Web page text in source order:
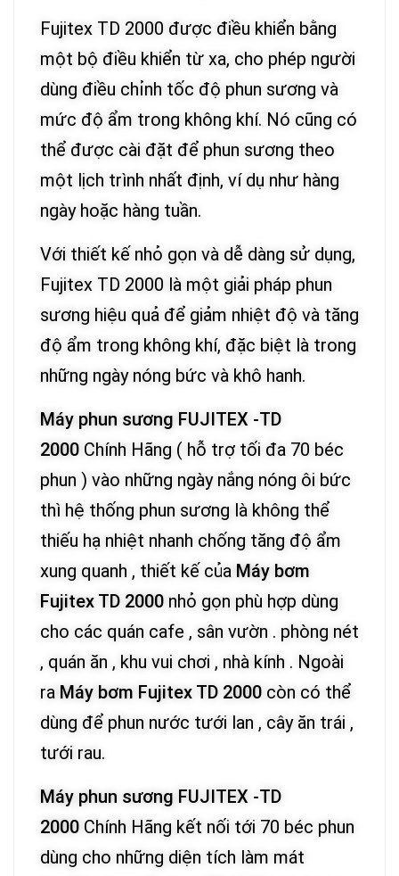
Fujitex TD 2000 được điều khiển bằng
một bộ điều khiển từ xa, cho phép người
dùng điều chỉnh tốc độ phun sương và
mức độ ẩm trong không khí. Nó cũng có
thể được cài đặt để phun sương theo
một lịch trình nhất định, ví dụ như hàng
ngày hoặc hàng tuần.
Với thiết kế nhỏ gọn và dễ dàng sử dụng,
Fujitex TD 2000 là một giải pháp phun
sương hiệu quả để giảm nhiệt độ và tăng
độ ẩm trong không khí, đặc biệt là trong
những ngày nóng bức và khô hanh.
Máy phun sương FUJITEX -TD
2000 Chính Hãng ( hỗ trợ tối đa 70 béc
phun ) vào những ngày nắng nóng ôi bức
thì hệ thống phun sương là không thể
thiếu hạ nhiệt nhanh chống tăng độ ẩm
xung quanh , thiết kế của Máy bơm
Fujitex TD 2000 nhỏ gọn phù hợp dùng
cho các quán cafe , sân vườn . phòng nét
, quán ăn , khu vui chơi , nhà kính . Ngoài
ra Máy bơm Fujitex TD 2000 còn có thể
dùng để phun nước tưới lan , cây ăn trái ,
tưới rau.
Máy phun sương FUJITEX -TD
2000 Chính Hãng kết nối tới 70 béc phun
dùng cho những diện tích làm mát